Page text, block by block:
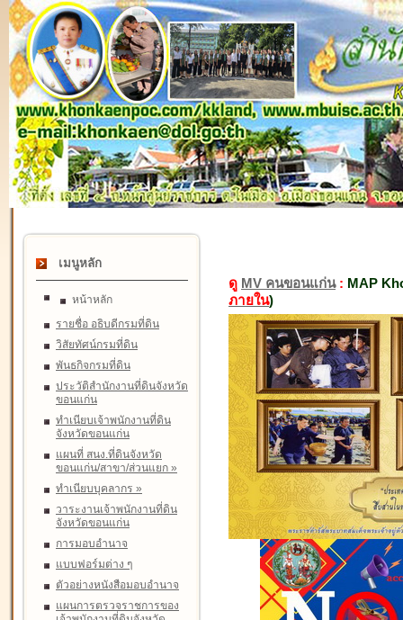
เมนูหลัก
หน้าหลัก
รายชื่อ อธิบดีกรมที่ดิน
วิสัยทัศน์กรมที่ดิน
พันธกิจกรมที่ดิน
ประวัติสำนักงานที่ดินจังหวัด
ขอนแก่น
ทำเนียบเจ้าพนักงานที่ดิน
จังหวัดขอนแก่น
แผนที่ สนง.ที่ดินจังหวัด
ขอนแก่น/สาขา/ส่วนแยก »
ทำเนียบบุคลากร »
วาระงานเจ้าพนักงานที่ดิน
จังหวัดขอนแก่น
การมอบอำนาจ
แบบฟอร์มต่าง ๆ
ตัวอย่างหนังสือมอบอำนาจ
แผนการตรวจราชการของ
ดู MV คนขอนแก่น: MAP
ภายใน)